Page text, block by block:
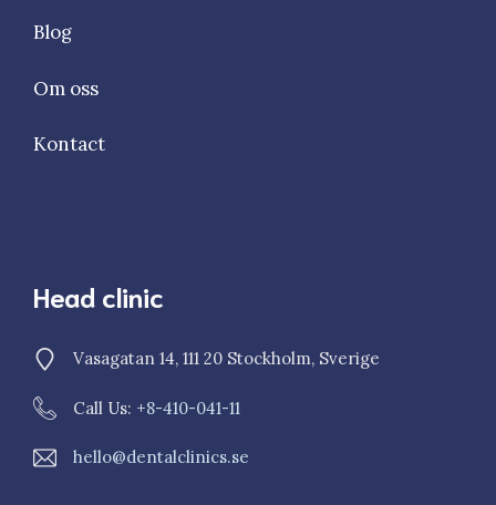
Blog
Om oss
Kontact
Head clinic
Vasagatan 14, 111 20 Stockholm, Sverige
Call Us: +8-410-041-11
hello@dentalclinics.se